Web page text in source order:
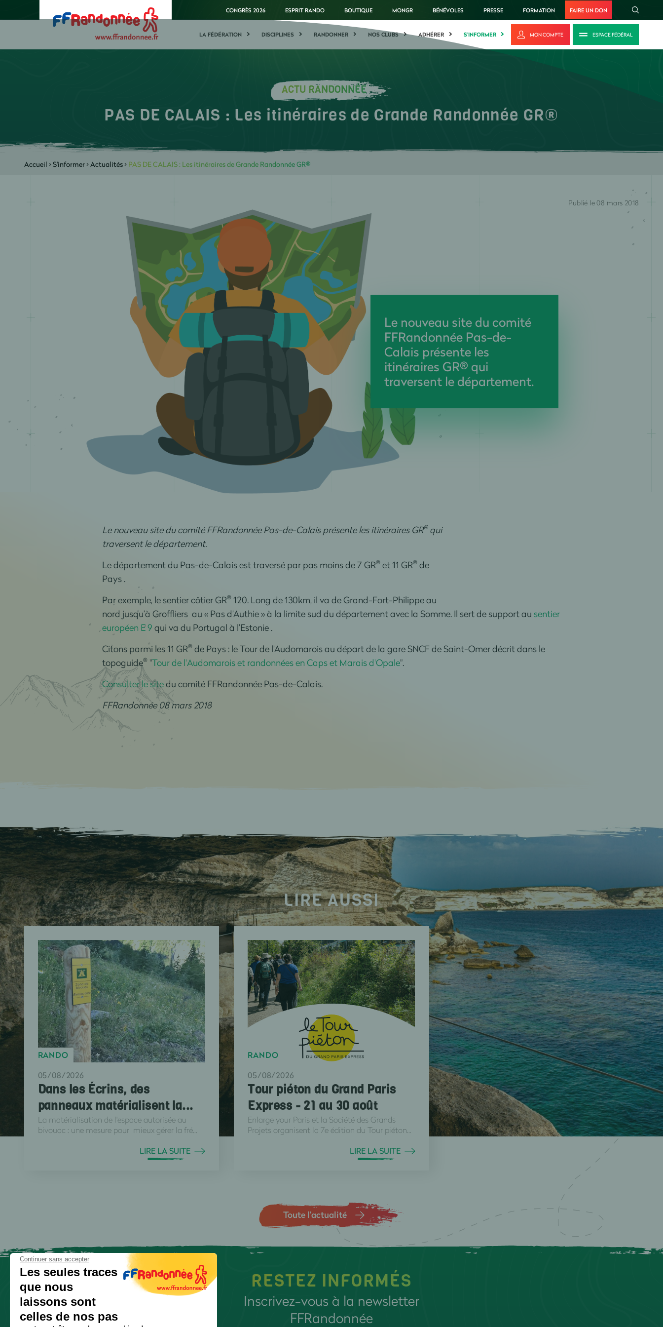
CONGRÈS 2026 ESPRIT RANDO BOUTIQUE MONGR BÉNÉVOLES PRESSE FORMATION FAIRE UN DON
LA FÉDÉRATION DISCIPLINES RANDONNER NOS CLUBS ADHÉRER S'INFORMER MON COMPTE ESPACE FÉDÉRAL
ACTU RANDONNÉE
PAS DE CALAIS : Les itinéraires de Grande Randonnée GR®
Accueil >S'informer>Actualités> PAS DE CALAIS : Les itinéraires de Grande Randonnée GR®
Le nouveau site du comité
FFRandonnée Pas-de-
Calais présente les
itinéraires GR® qui
traversent le département.
Publié le 08 mars 2018
Le nouveau site du comité FFRandonnée Pas-de-Calais présente les itinéraires GR®qui
traversent le département.
Le département du Pas-de-Calais est traversé par pas moins de 7 GR®et 11 GR®de
Pays .
Par exemple, le sentier côtier GR®120. Long de 130km, il va de Grand-Fort-Philippe au
nord jusqu’à Groffliers au « Pas d’Authie » à la limite sud du département avec la Somme. Il sert de support au sentier
européen E 9 qui va du Portugal à l’Estonie .
Citons parmi les 11 GR®de Pays : le Tour de l’Audomarois au départ de la gare SNCF de Saint-Omer décrit dans le
topoguide®"Tour de l'Audomarois et randonnées en Caps et Marais d'Opale".
Consulter le sitedu comité FFRandonnée Pas-de-Calais.
FFRandonnée 08 mars 2018
LIRE AUSSI
RANDO
05/08/2026
Dans les Écrins, des
panneaux matérialisent la...
La matérialisation de l'espace autorisée au
bivouac : une mesure pour mieux gérer la fré...
LIRE LA SUITE
RANDO
05/08/2026
Tour piéton du Grand Paris
Express - 21 au 30 août
Enlarge your Paris et la Société des Grands
Projets organisent la 7e édition du Tour piéton...
LIRE LA SUITE
Toute l’actualité
RESTEZ INFORMÉS
Inscrivez-vous à la newsletter
FFRandonnée
Continuer sans accepter
Les seules traces
que nous
laissons sont
celles de nos pas